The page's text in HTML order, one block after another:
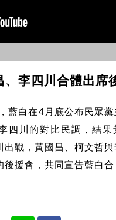
、李四川合體出席
藍白在4月底公布民眾黨
四川的對比民調，結果
出戰，黃國昌、柯文哲
後援會，共同宣告藍白合